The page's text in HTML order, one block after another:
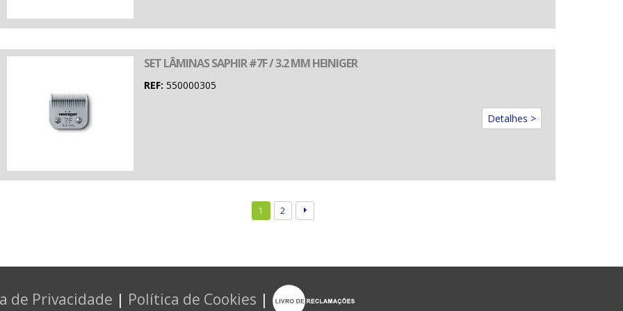
SET LÂMINAS SAPHIR #7F / 3.2 MM HEINIGER
REF: 550000305
Detalhes >
1 2
de Privacidade | Política de Cookies |